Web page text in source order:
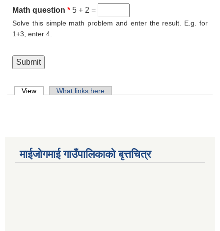
Math question * 5 + 2 =
Solve this simple math problem and enter the result. E.g. for
1+3, enter 4.
Primary tabs
View (active tab)What links here
माईजोगमाई गाउँपालिकाको बृत्तचित्र